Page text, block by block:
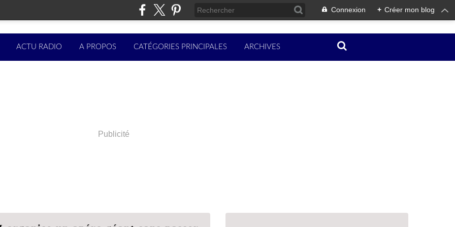
Connexion + Créer mon blog
ACTU RADIO A PROPOS CATÉGORIES PRINCIPALES ARCHIVES
Publicité